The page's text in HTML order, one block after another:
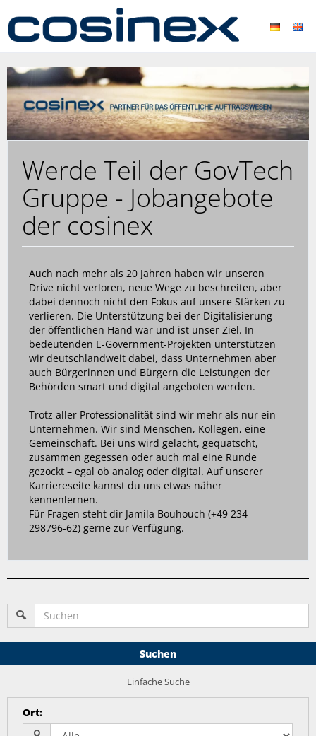
Werde Teil der GovTech
Gruppe - Jobangebote
der cosinex
Auch nach mehr als 20 Jahren haben wir unseren
Drive nicht verloren, neue Wege zu beschreiten, aber
dabei dennoch nicht den Fokus auf unsere Stärken zu
verlieren. Die Unterstützung bei der Digitalisierung
der öffentlichen Hand war und ist unser Ziel. In
bedeutenden E-Government-Projekten unterstützen
wir deutschlandweit dabei, dass Unternehmen aber
auch Bürgerinnen und Bürgern die Leistungen der
Behörden smart und digital angeboten werden.
Trotz aller Professionalität sind wir mehr als nur ein
Unternehmen. Wir sind Menschen, Kollegen, eine
Gemeinschaft. Bei uns wird gelacht, gequatscht,
zusammen gegessen oder auch mal eine Runde
gezockt – egal ob analog oder digital. Auf unserer
Karriereseite kannst du uns etwas näher
kennenlernen.
Für Fragen steht dir Jamila Bouhouch (+49 234
298796-62) gerne zur Verfügung.
Suchen
Einfache Suche
Ort: